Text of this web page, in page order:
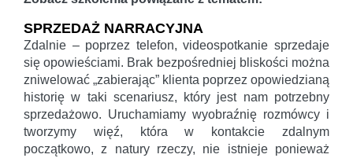
SPRZEDAŻ NARRACYJNA
Zdalnie – poprzez telefon, videospotkanie sprzedaje
się opowieściami. Brak bezpośredniej bliskości można
zniwelować „zabierając” klienta poprzez opowiedzianą
historię w taki scenariusz, który jest nam potrzebny
sprzedażowo. Uruchamiamy wyobraźnię rozmówcy i
tworzymy więź, która w kontakcie zdalnym
początkowo, z natury rzeczy, nie istnieje ponieważ